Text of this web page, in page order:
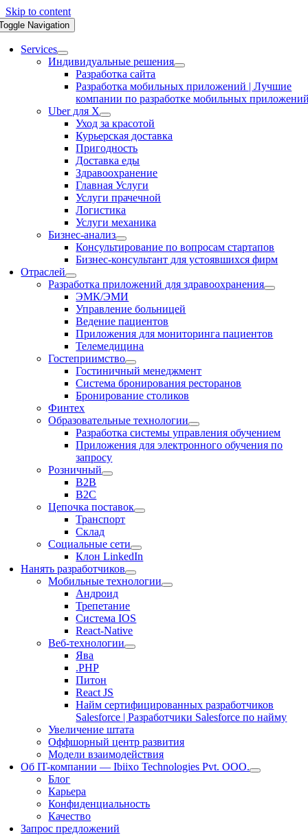
Skip to content
Navigation
Services
Индивидуальные решения
Разработка сайта
Разработка мобильных приложений | Лучшие
компании по разработке мобильных
Uber для X
Уход за красотой
Курьерская доставка
Пригодность
Доставка еды
Здравоохранение
Главная Услуги
Услуги прачечной
Логистика
Услуги механика
Бизнес-анализ
Консультирование по вопросам стартапов
Бизнес-консультант для устоявшихся фирм
Отраслей
Разработка приложений для здравоохранения
ЭМК/ЭМИ
Управление больницей
Ведение пациентов
Приложения для мониторинга пациентов
Телемедицина
Гостеприимство
Гостиничный менеджмент
Система бронирования ресторанов
Бронирование столиков
Финтех
Образовательные технологии
Разработка системы управления обучением
Приложения для электронного обучения по
запросу
Розничный
В2В
В2С
Цепочка поставок
Транспорт
Склад
Социальные сети
Клон LinkedIn
Нанять разработчиков
Мобильные технологии
Андроид
Трепетание
Система IOS
React-Native
Веб-технологии
Ява
.PHP
Питон
React JS
Найм сертифицированных разработчиков
Salesforce | Разработчики Salesforce по найму
Увеличение штата
Оффшорный центр развития
Модели взаимодействия
Об IT-компании — Ibiixo Technologies Pvt. ООО.
Блог
Карьера
Конфиденциальность
Качество
Запрос предложений